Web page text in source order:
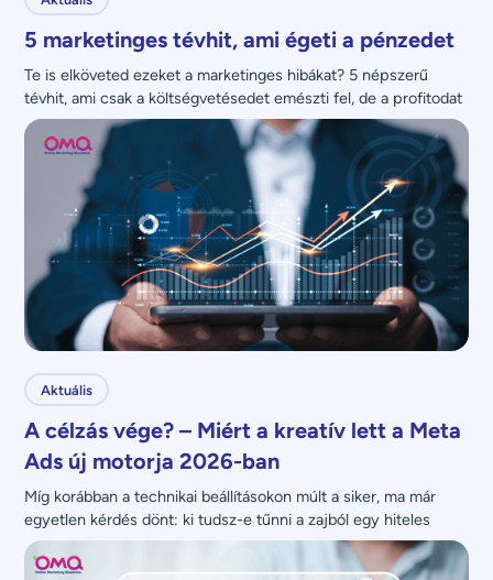
5 marketinges tévhit, ami égeti a pénzedet
Te is elköveted ezeket a marketinges hibákat? 5 népszerű
tévhit, ami csak a költségvetésedet emészti fel, de a profitodat
nem növeli.
Aktuális
A célzás vége? – Miért a kreatív lett a Meta
Ads új motorja 2026-ban
Míg korábban a technikai beállításokon múlt a siker, ma már
egyetlen kérdés dönt: ki tudsz-e tűnni a zajból egy hiteles
üzenettel?